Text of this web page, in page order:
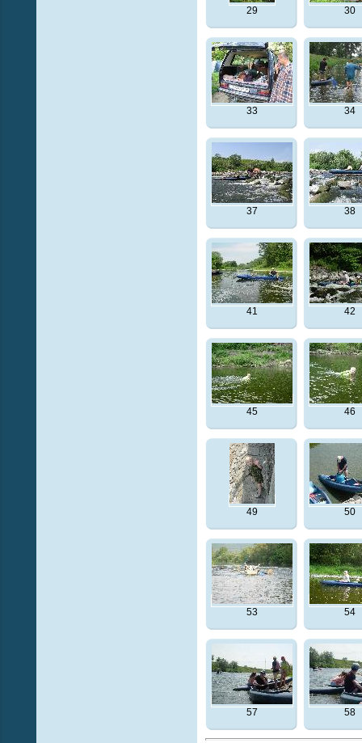
29 30
33 34
37 38
41 42
45 46
49 50
53 54
57 58